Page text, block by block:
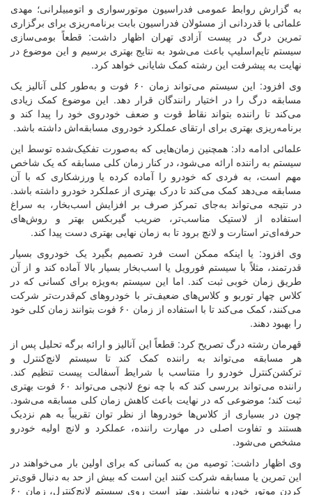
به گزارش روابط عمومی فدراسیون موتورسواری و اتومبیلرانی؛ مهدی
علمائی با قدردانی از مسئولان فدراسیون بابت برنامه‌ریزی برای برگزاری
تمرین درگ در پیست آزادی تهران اظهار داشت: قطعاً بومی‌سازی
سیستم تایم‌اسلیپ باعث می‌شود به نتایج بهتری برسیم و این موضوع در
نهایت به پیشرفت این رشته کمک شایانی خواهد کرد.
وی افزود: این سیستم می‌تواند زمان ۶۰ فوت و به‌طور کلی آنالیز یک
مسابقه درگ را در اختیار رانندگان قرار دهد. این موضوع کمک زیادی
می‌کند تا راننده بتواند نقاط قوت و ضعف خودروی خود را پیدا کند و
برنامه‌ریزی بهتری برای ارتقای عملکرد خودروی مسابقه‌‌اش داشته باشد.
علمائی ادامه داد: همچنین زمان‌هایی که به‌صورت تفکیک‌شده توسط این
سیستم به راننده ارائه می‌شود، در کنار زمان کلی مسابقه که یک شاخص
مهم است، به فردی که خودرو را آماده کرده یا ورزشکاری که با آن
مسابقه می‌دهد کمک می‌کند تا درک بهتری از عملکرد خودرو داشته باشد.
در نتیجه می‌تواند به‌جای تمرکز صرف بر افزایش اسب‌بخار، به سراغ
استفاده از لاستیک مناسب‌تر، ضریب گیربکس بهتر و روش‌های
حرفه‌ای‌تر استارت و لانچ برود تا به زمان نهایی بهتری دست پیدا کند.
وی افزود: یا اینکه ممکن است فرد تصمیم بگیرد یک خودروی بسیار
قدرتمند، مثلاً با سیستم فورویل یا اسب‌بخار بسیار بالا آماده کند و از آن
طریق زمان خوبی ثبت کند. اما این سیستم به‌ویژه برای کسانی که در
کلاس چهار توربو و کلاس‌های ضعیف‌تر با خودروهای کم‌قدرت‌تر شرکت
می‌کنند، کمک می‌کند تا با استفاده از زمان ۶۰ فوت بتوانند زمان کلی خود
را بهبود دهند.
قهرمان رشته درگ تصریح کرد: قطعاً این آنالیز و ارائه برگه تحلیل پس از
هر مسابقه می‌تواند به راننده کمک کند تا سیستم لانچ‌کنترل و
ترکشن‌کنترل خودرو را متناسب با شرایط آسفالت پیست تنظیم کند.
راننده می‌تواند بررسی کند که با چه نوع لانچی می‌تواند ۶۰ فوت بهتری
ثبت کند؛ موضوعی که در نهایت باعث کاهش زمان کلی مسابقه می‌شود.
چون در بسیاری از کلاس‌ها خودروها از نظر توان تقریباً به هم نزدیک
هستند و تفاوت اصلی در مهارت راننده، عملکرد و لانچ اولیه خودرو
مشخص می‌شود.
وی اظهار داشت: توصیه من به کسانی که برای اولین بار می‌خواهند در
این تمرین یا مسابقه شرکت کنند این است که بیش از حد به دنبال قوی‌تر
کردن موتور خودرو نباشند. بهتر است روی سیستم لانچ‌کنترل، زمان ۶۰